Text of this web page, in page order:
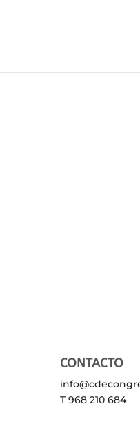
CONTACTO
T 968 210 684